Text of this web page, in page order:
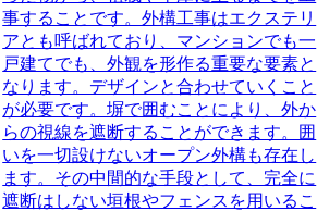
事することです。外構工事はエクステリ
アとも呼ばれており、マンションでも一
戸建てでも、外観を形作る重要な要素と
なります。デザインと合わせていくこと
が必要です。塀で囲むことにより、外か
らの視線を遮断することができます。囲
いを一切設けないオープン外構も存在し
ます。その中間的な手段として、完全に
遮断はしない垣根やフェンスを用いるこ